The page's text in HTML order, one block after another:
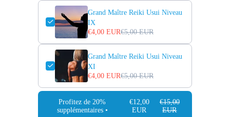
Grand Maître Reiki Usui Niveau
IX
€4,00 EUR€5,00 EUR
Grand Maître Reiki Usui Niveau
XI
€4,00 EUR€5,00 EUR
Profitez de 20%
supplémentaires •
€12,00
EUR
€15,00
EUR